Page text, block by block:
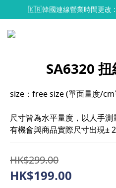
🇰🇷韓國連線營業時間更改
SA6320
size：free size (單面量度/
尺寸皆為水平量度，以人手測
有機會與商品實際尺寸出現±
HK$299.00
HK$199.00